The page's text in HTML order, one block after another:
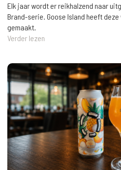
Elk jaar wordt er reikhalzend naar
Brand-serie. Goose Island heeft
gemaakt.
Verder lezen